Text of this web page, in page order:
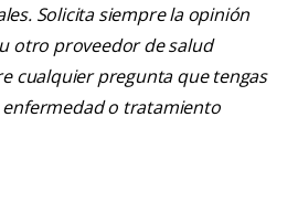
Solicita siempre la opinión
otro proveedor de salud
cualquier pregunta que tengas
o tratamiento